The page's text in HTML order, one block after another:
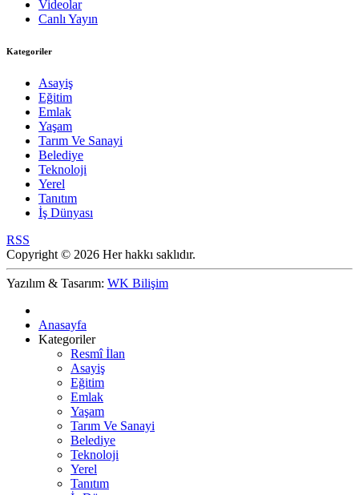
Videolar
Canlı Yayın
Kategoriler
Asayiş
Eğitim
Emlak
Yaşam
Tarım Ve Sanayi
Belediye
Teknoloji
Yerel
Tanıtım
İş Dünyası
RSS
Copyright © 2026 Her hakkı saklıdır.
Yazılım & Tasarım: WK Bilişim
Anasayfa
Kategoriler
Resmî İlan
Asayiş
Eğitim
Emlak
Yaşam
Tarım Ve Sanayi
Belediye
Teknoloji
Yerel
Tanıtım